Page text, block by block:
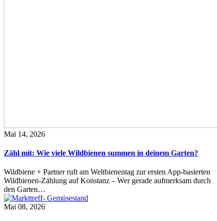
Mai 14, 2026
Zähl mit: Wie viele Wildbienen summen in deinem Garten?
Wildbiene + Partner ruft am Weltbienentag zur ersten App-basierten
Wildbienen-Zählung auf Konstanz – Wer gerade aufmerksam durch
den Garten…
Mai 08, 2026